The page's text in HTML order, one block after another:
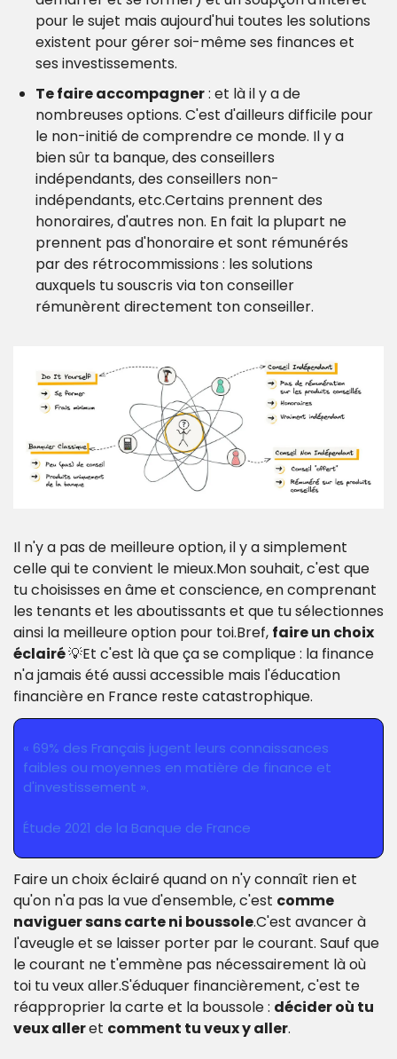
pour le sujet mais aujourd'hui toutes les solutions
existent pour gérer soi-même ses finances et
ses investissements.
Te faire accompagner : et là il y a de
nombreuses options. C'est d'ailleurs difficile pour
le non-initié de comprendre ce monde. Il y a
bien sûr ta banque, des conseillers
indépendants, des conseillers non-
indépendants, etc.Certains prennent des
honoraires, d'autres non. En fait la plupart ne
prennent pas d'honoraire et sont rémunérés
par des rétrocommissions : les solutions
auxquels tu souscris via ton conseiller
rémunèrent directement ton conseiller.
Il n'y a pas de meilleure option, il y a simplement
celle qui te convient le mieux.Mon souhait, c'est que
tu choisisses en âme et conscience, en comprenant
les tenants et les aboutissants et que tu sélectionnes
ainsi la meilleure option pour toi.Bref, faire un choix
éclairé 💡Et c'est là que ça se complique : la finance
n'a jamais été aussi accessible mais l'éducation
financière en France reste catastrophique.
« 69% des Français jugent leurs connaissances
faibles ou moyennes en matière de finance et
d'investissement ».
Étude 2021 de la Banque de France
Faire un choix éclairé quand on n'y connaît rien et
qu'on n'a pas la vue d'ensemble, c'est comme
naviguer sans carte ni boussole.C'est avancer à
l'aveugle et se laisser porter par le courant. Sauf que
le courant ne t'emmène pas nécessairement là où
toi tu veux aller.S'éduquer financièrement, c'est te
réapproprier la carte et la boussole : décider où tu
veux aller et comment tu veux y aller.